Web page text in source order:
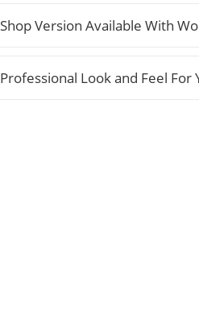
Shop Version Available With
Professional Look and Feel For